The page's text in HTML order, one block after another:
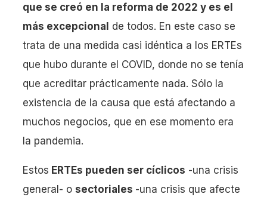
que se creó en la reforma de 2022 y es el
más excepcional de todos. En este caso se
trata de una medida casi idéntica a los ERTEs
que hubo durante el COVID, donde no se tenía
que acreditar prácticamente nada. Sólo la
existencia de la causa que está afectando a
muchos negocios, que en ese momento era
la pandemia.
Estos ERTEs pueden ser cíclicos -una crisis
general- o sectoriales -una crisis que afecte